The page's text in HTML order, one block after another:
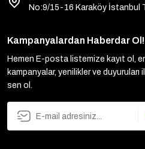
No:9/15-16 Karaköy İstanbul
Kampanyalardan Haberdar Ol!
Hemen E-posta listemize kayıt ol,
kampanyalar, yenilikler ve duyuruları
sen ol.